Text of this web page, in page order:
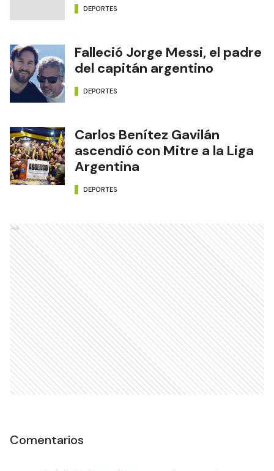
DEPORTES
Falleció Jorge Messi, el padre
del capitán argentino
DEPORTES
Carlos Benítez Gavilán
ascendió con Mitre a la Liga
Argentina
DEPORTES
Ads
Comentarios